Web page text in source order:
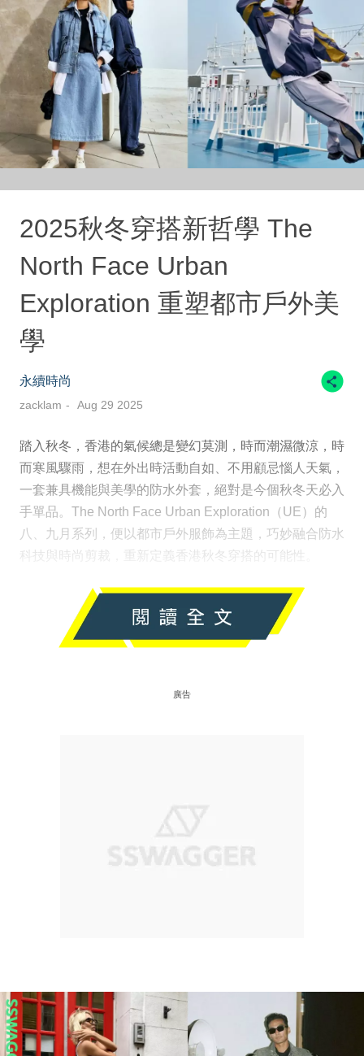
2025秋冬穿搭新哲學 The
North Face Urban
Exploration 重塑都市戶外美
學
永續時尚
zacklam Aug 29 2025
踏入秋冬，香港的氣候總是變幻莫測，時而潮濕微涼，時
而寒風驟雨，想在外出時活動自如、不用顧忌惱人天氣，
一套兼具機能與美學的防水外套，絕對是今個秋冬天必入
手單品。The North Face Urban Exploration（UE）的
八、九月系列，便以都市戶外服飾為主題，巧妙融合防水
科技與時尚剪裁，重新定義香港秋冬穿搭的可能性。
廣告